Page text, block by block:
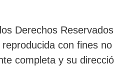
Derechos
con fines
completa y su